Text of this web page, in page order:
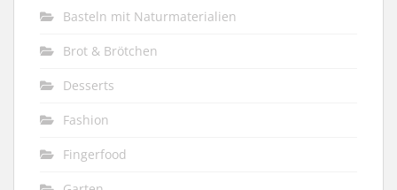
Basteln mit Naturmaterialien
Brot & Brötchen
Desserts
Fashion
Fingerfood